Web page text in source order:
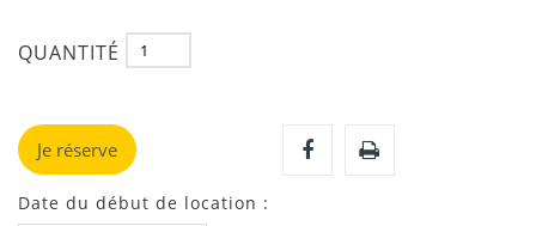
QUANTITÉ
Je réserve
Date du début de location :